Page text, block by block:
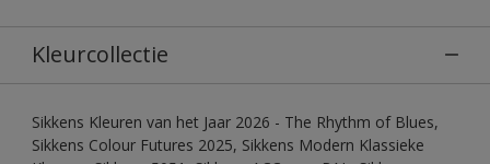
Kleurcollectie
Sikkens Kleuren van het Jaar 2026 - The Rhythm of Blues,
Sikkens Colour Futures 2025, Sikkens Modern Klassieke